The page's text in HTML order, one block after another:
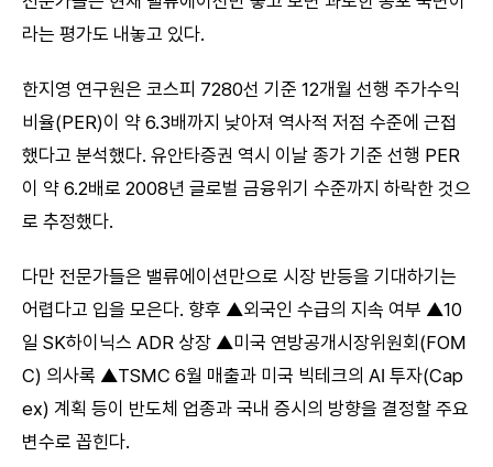
라는 평가도 내놓고 있다.
한지영 연구원은 코스피 7280선 기준 12개월 선행 주가수익
비율(PER)이 약 6.3배까지 낮아져 역사적 저점 수준에 근접
했다고 분석했다. 유안타증권 역시 이날 종가 기준 선행 PER
이 약 6.2배로 2008년 글로벌 금융위기 수준까지 하락한 것으
로 추정했다.
다만 전문가들은 밸류에이션만으로 시장 반등을 기대하기는
어렵다고 입을 모은다. 향후 ▲외국인 수급의 지속 여부 ▲10
일 SK하이닉스 ADR 상장 ▲미국 연방공개시장위원회(FOM
C) 의사록 ▲TSMC 6월 매출과 미국 빅테크의 AI 투자(Cap
ex) 계획 등이 반도체 업종과 국내 증시의 방향을 결정할 주요
변수로 꼽힌다.